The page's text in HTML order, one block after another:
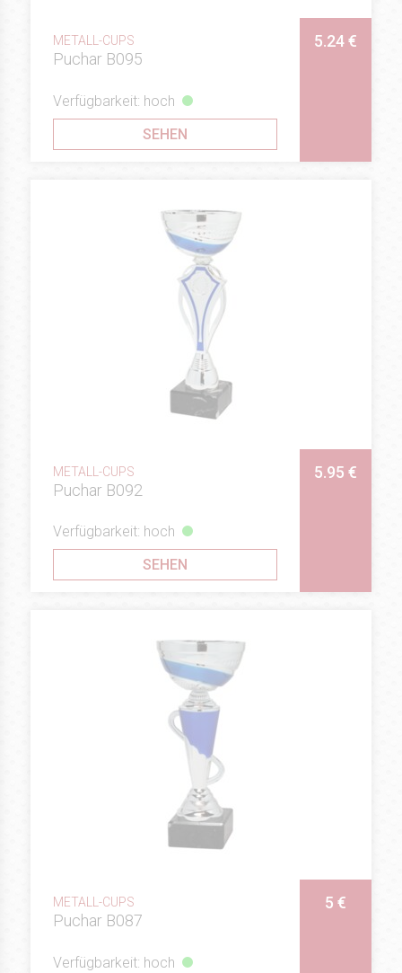
METALL-CUPS
Puchar B095
5.24 €
Verfügbarkeit: hoch
SEHEN
METALL-CUPS
Puchar B092
5.95 €
Verfügbarkeit: hoch
SEHEN
METALL-CUPS
Puchar B087
5 €
Verfügbarkeit: hoch